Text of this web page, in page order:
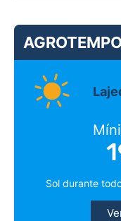
AGROTEMPO
Sol durante